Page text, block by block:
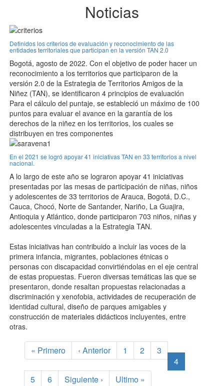
Noticias
Definidos los criterios de evaluación y reconocimiento de las
entidades territoriales que participan en la versión TAN 2.0
Bogotá, agosto de 2022. Con el objetivo de poder hacer un
reconocimiento a los territorios que participaron de la
versión 2.0 de la Estrategia de Territorios Amigos de la
Niñez (TAN), se identificaron 4 principios de evaluación
Para el cálculo del puntaje, se estableció un máximo de 100
puntos para evaluar el avance en la garantía de los
derechos de la niñez en los territorios, los cuales se
distribuyen en tres componentes
En el 2021 se logró apoyar 41 iniciativas TAN en 33 territorios a nivel
nacional.
A lo largo de este año se lograron apoyar 41 iniciativas
presentadas por las mesas de participación de niñas, niños
y adolescentes de 33 territorios de Arauca, Bogotá, D.C.,
Cauca, Chocó, Norte de Santander, Nariño, La Guajira,
Antioquia y Atlántico, donde participaron 703 niños, niñas y
adolescentes vinculadas a la Estrategia TAN.
Estas iniciativas han contribuido a incluir las voces de la
primera infancia, migrantes, poblaciones étnicas o
personas con discapacidad convirtiéndolas en el eje central
de estas propuestas. Fueron diversas temáticas las que se
presentaron, donde resaltan propuestas relacionadas a
discriminación y xenofobia, actividades de recuperación de
identidad cultural, diseño de parques amigables y
construcción de materiales didácticos incluyentes, entre
otras.
Paginación
Primera
página
« Primero
Página
anterior
‹ Anterior Page
1 Page
2 Page
3
Página
actual
4
Page
5 Page
6
Siguiente
Siguiente ›
Última
Ultimo »